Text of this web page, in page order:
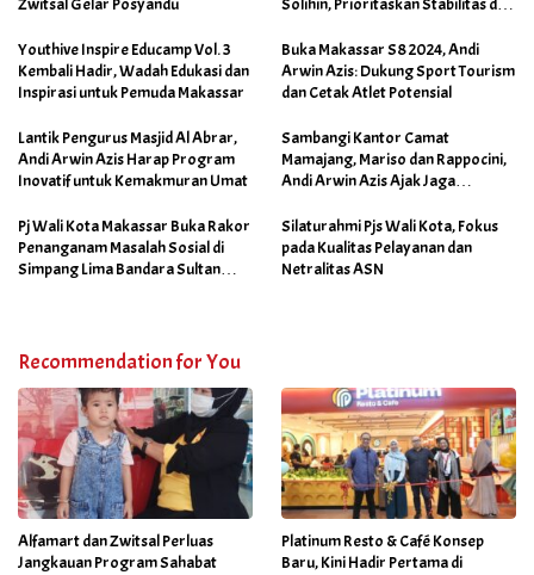
Youthive Inspire Educamp Vol. 3
Kembali Hadir, Wadah Edukasi dan
Inspirasi untuk Pemuda Makassar
Buka Makassar S8 2024, Andi
Arwin Azis: Dukung Sport Tourism
dan Cetak Atlet Potensial
Lantik Pengurus Masjid Al Abrar,
Andi Arwin Azis Harap Program
Inovatif untuk Kemakmuran Umat
Sambangi Kantor Camat
Mamajang, Mariso dan Rappocini,
Andi Arwin Azis Ajak Jaga
Program Sabtu Bersih
Pj Wali Kota Makassar Buka Rakor
Penanganam Masalah Sosial di
Simpang Lima Bandara Sultan
Silaturahmi Pjs Wali Kota, Fokus
pada Kualitas Pelayanan dan
Netralitas ASN
Recommendation for You
Alfamart dan Zwitsal Perluas
Jangkauan Program Sahabat
Platinum Resto & Café Konsep
Baru, Kini Hadir Pertama di